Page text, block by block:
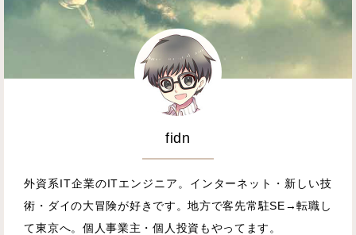
fidn
外資系IT企業のITエンジニア。インターネット・新しい技
術・ダイの大冒険が好きです。地方で客先常駐SE→転職し
て東京へ。個人事業主・個人投資もやってます。